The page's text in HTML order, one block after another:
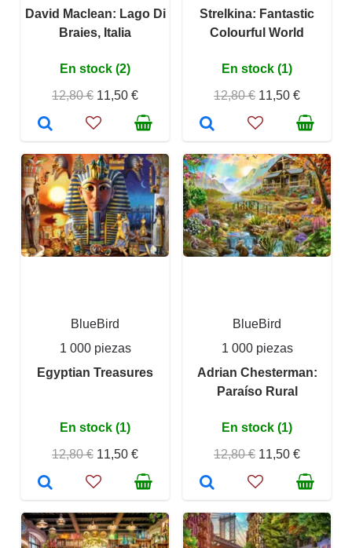
David Maclean: Lago Di
Braies, Italia
En stock (2)
12,80 € 11,50 €
Strelkina: Fantastic
Colourful World
En stock (1)
12,80 € 11,50 €
BlueBird
1 000 piezas
Egyptian Treasures
En stock (1)
12,80 € 11,50 €
BlueBird
1 000 piezas
Adrian Chesterman:
Paraíso Rural
En stock (1)
12,80 € 11,50 €